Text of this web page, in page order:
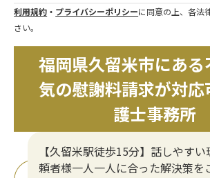
利用規約 ・ プライバシーポリシーに同意の上、各法
さい。
福岡県久留米市にある
気の慰謝料請求が対応
護士事務所
【久留米駅徒歩15分】話しやす
頼者様一人一人に合った解決策を